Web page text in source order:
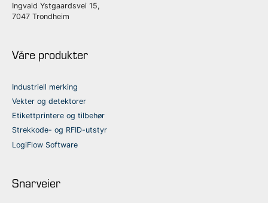
Ingvald Ystgaardsvei 15,
7047 Trondheim
Våre produkter
Industriell merking
Vekter og detektorer
Etikettprintere og tilbehør
Strekkode- og RFID-utstyr
LogiFlow Software
Snarveier